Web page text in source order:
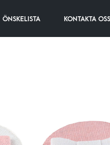
ÖNSKELISTA KONTAKTA OSS